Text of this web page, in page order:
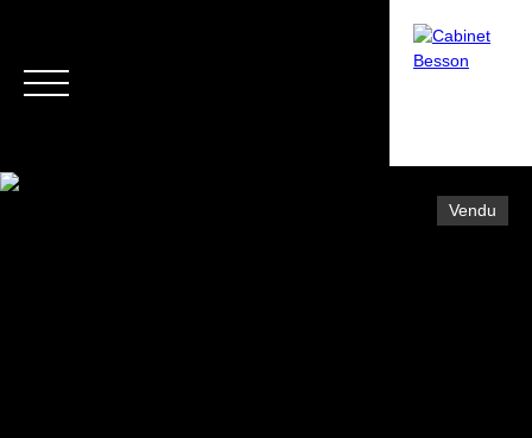
Vendu